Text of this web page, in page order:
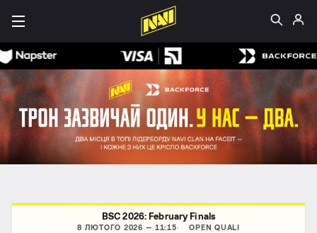
BSC 2026: February Finals
8 ЛЮТОГО 2026 — 11:15 OPEN QUALI